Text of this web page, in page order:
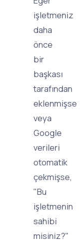
işletmeniz
daha
önce
bir
başkası
tarafından
eklenmişse
veya
Google
verileri
otomatik
çekmişse,
"Bu
işletmenin
sahibi
misiniz?"